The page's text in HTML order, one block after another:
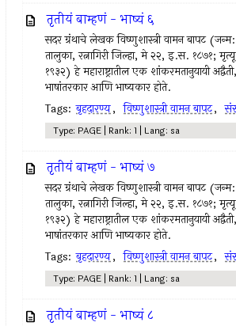
तृतीयं बाम्हणं - भाष्यं ६
सदर ग्रंथाचे लेखक विष्णुशास्त्री वामन बापट
तालुका, रत्नागिरी जिल्हा, मे २२, इ.स. १८७१;
१९३२) हे महाराष्ट्रातील एक शांकरमतानुयायी
भाषांतरकार आणि भाष्यकार होते.
Tags: बृहदारण्य, विष्णुशास्त्री वामन बापट,
Type: PAGE | Rank: 1 | Lang: sa
तृतीयं बाम्हणं - भाष्यं ७
सदर ग्रंथाचे लेखक विष्णुशास्त्री वामन बापट
तालुका, रत्नागिरी जिल्हा, मे २२, इ.स. १८७१;
१९३२) हे महाराष्ट्रातील एक शांकरमतानुयायी
भाषांतरकार आणि भाष्यकार होते.
Tags: बृहदारण्य, विष्णुशास्त्री वामन बापट,
Type: PAGE | Rank: 1 | Lang: sa
तृतीयं बाम्हणं - भाष्यं ८